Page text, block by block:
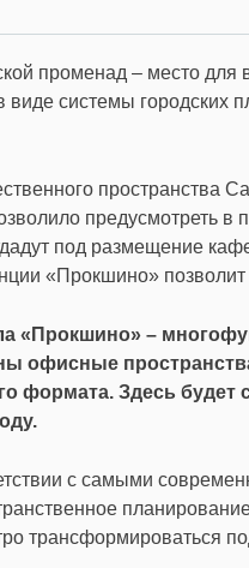
променад – место
виде системы
пространства
предусмотреть
под размещение
«Прокшино» позволит
«Прокшино» –
офисные
формата. Здесь будет
с самыми
трансформироваться